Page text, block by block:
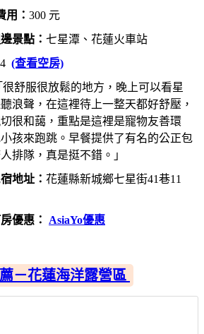
用： 300 元
景點： 七星潭、花蓮火車站
(查看空房)
很舒服很放鬆的地方，晚上可以看星
浪聲，在這裡待上一整天都好舒壓，
很和藹，重點是這裡是寵物友善環
孩來跑跳。早餐提供了有名的公正包
排隊，真是挺不錯。」
地址： 花蓮縣新城鄉七星街41巷11
優惠：
AsiaYo優惠
－花蓮海洋露營區